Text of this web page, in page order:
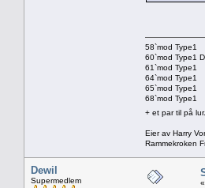
58`mod Type1
60`mod Type1
61`mod Type1
64`mod Type1
65`mod Type1
68`mod Type1
+ et par til på
Eier av Harry
Rammekroken
Dewil
Supermedlem «